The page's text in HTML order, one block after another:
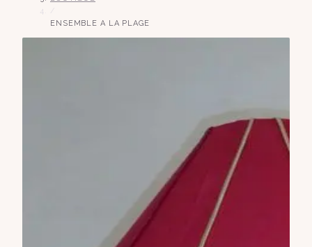
ENSEMBLE A LA PLAGE